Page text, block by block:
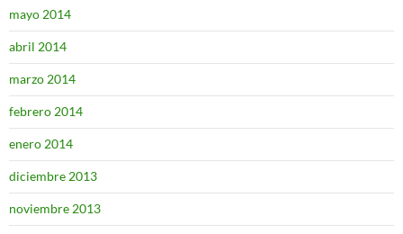
mayo 2014
abril 2014
marzo 2014
febrero 2014
enero 2014
diciembre 2013
noviembre 2013